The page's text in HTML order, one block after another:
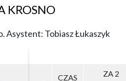
KROSNO
Asystent: Tobiasz Łukaszyk
CZAS
ZA 2
CZAS
ZA 2